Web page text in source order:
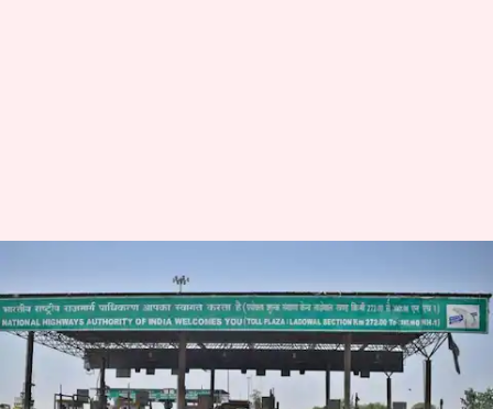
டோல் கட்டண விதிகளில்
புதிய மாற்றங்கள்; 20 கிமீ
தூரத்திற்கு கட்டணம்
ஏதுமில்லை